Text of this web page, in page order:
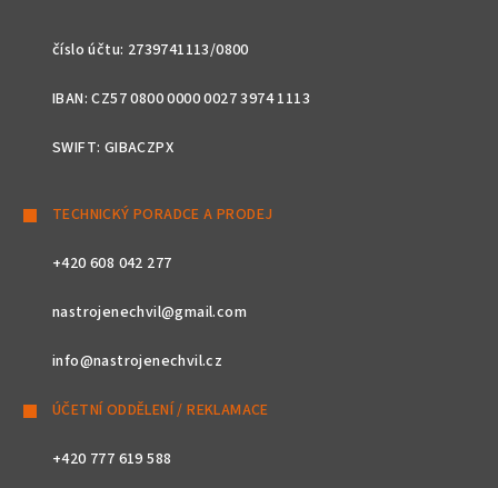
číslo účtu: 2739741113/0800
IBAN: CZ57 0800 0000 0027 3974 1113
SWIFT: GIBACZPX
TECHNICKÝ PORADCE A PRODEJ
+420 608 042 277
nastrojenechvil@gmail.com
info@nastrojenechvil.cz
ÚČETNÍ ODDĚLENÍ / REKLAMACE
+420 777 619 588